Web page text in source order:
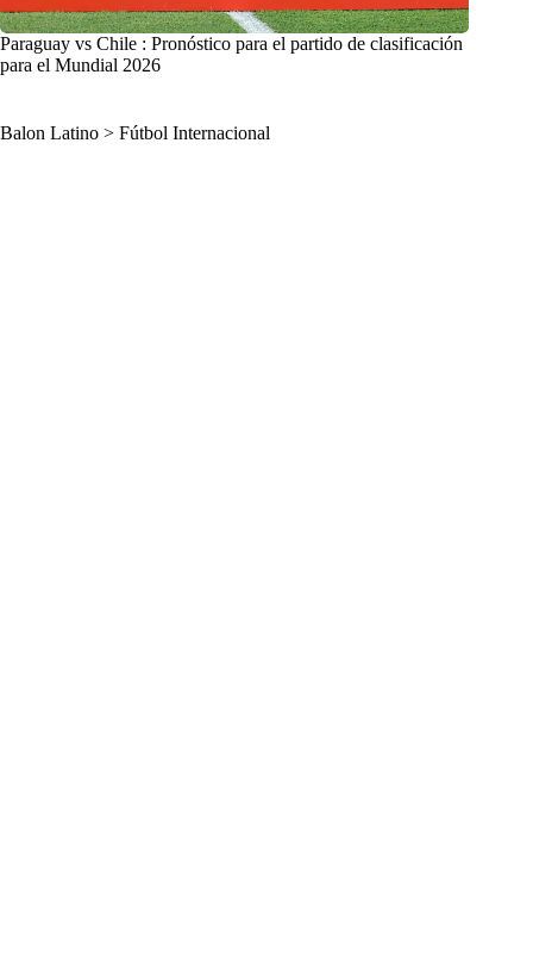
Paraguay vs Chile : Pronóstico para el partido de clasificación
para el Mundial 2026
Balon Latino > Fútbol Internacional